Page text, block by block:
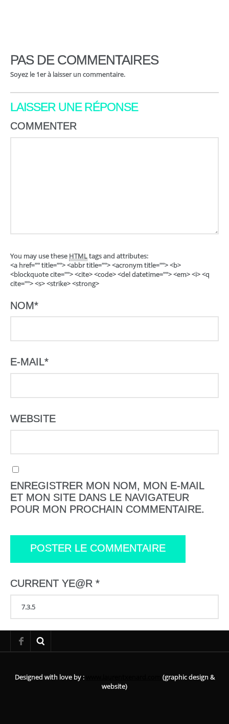
PAS DE COMMENTAIRES
Soyez le 1er à laisser un commentaire.
LAISSER UNE RÉPONSE
COMMENTER
You may use these HTMLtags and attributes:
<a href="" title=""> <abbr title=""> <acronym title=""> <b>
<blockquote cite=""> <cite> <code> <del datetime=""> <em> <i> <q
cite=""> <s> <strike> <strong>
NOM*
E-MAIL*
WEBSITE
ENREGISTRER MON NOM, MON E-MAIL
ET MON SITE DANS LE NAVIGATEUR
POUR MON PROCHAIN COMMENTAIRE.
CURRENT YE@R *
Designed with love by :
(graphic design &
website)